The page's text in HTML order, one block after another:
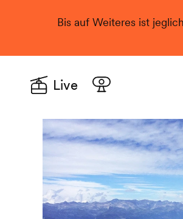
Bis auf Weiteres ist
Live